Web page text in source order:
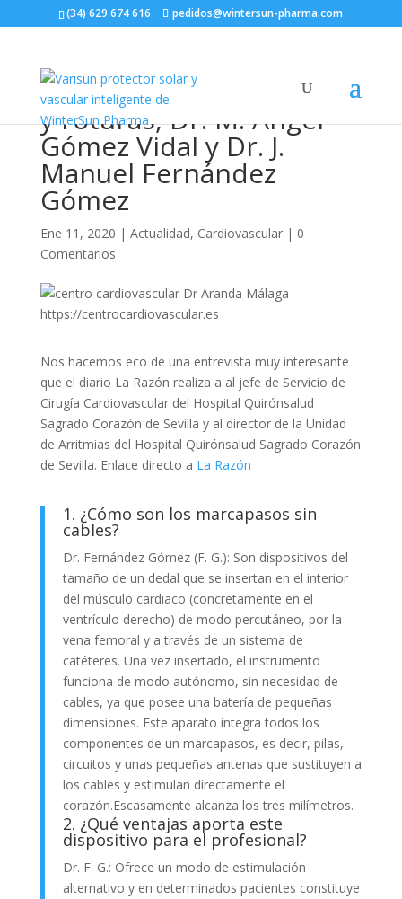
(34) 629 674 616 pedidos@wintersun-pharma.com
Los marcapasos sin
cables evitan infecciones
y roturas, Dr. M. Ángel
Gómez Vidal y Dr. J.
Manuel Fernández
Gómez
Ene 11, 2020 | Actualidad, Cardiovascular| 0
Comentarios
Nos hacemos eco de una entrevista muy interesante
que el diario La Razón realiza a al jefe de Servicio de
Cirugía Cardiovascular del Hospital Quirónsalud
Sagrado Corazón de Sevilla y al director de la Unidad
de Arritmias del Hospital Quirónsalud Sagrado Corazón
de Sevilla. Enlace directo a La Razón
1. ¿Cómo son los marcapasos sin
cables?
Dr. Fernández Gómez (F. G.): Son dispositivos del
tamaño de un dedal que se insertan en el interior
del músculo cardiaco (concretamente en el
ventrículo derecho) de modo percutáneo, por la
vena femoral y a través de un sistema de
catéteres. Una vez insertado, el instrumento
funciona de modo autónomo, sin necesidad de
cables, ya que posee una batería de pequeñas
dimensiones. Este aparato integra todos los
componentes de un marcapasos, es decir, pilas,
circuitos y unas pequeñas antenas que sustituyen a
los cables y estimulan directamente el
corazón.Escasamente alcanza los tres milímetros.
2. ¿Qué ventajas aporta este
dispositivo para el profesional?
Dr. F. G.: Ofrece un modo de estimulación
alternativo y en determinados pacientes constituye